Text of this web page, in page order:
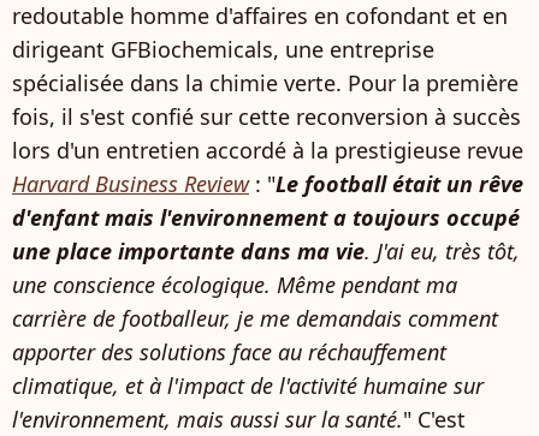
redoutable homme d'affaires en cofondant et en
dirigeant GFBiochemicals, une entreprise
spécialisée dans la chimie verte. Pour la première
fois, il s'est confié sur cette reconversion à succès
lors d'un entretien accordé à la prestigieuse revue
Harvard Business Review: "Le football était un rêve
d'enfant mais l'environnement a toujours occupé
une place importante dans ma vie. J'ai eu, très tôt,
une conscience écologique. Même pendant ma
carrière de footballeur, je me demandais comment
apporter des solutions face au réchauffement
climatique, et à l'impact de l'activité humaine sur
l'environnement, mais aussi sur la santé." C'est